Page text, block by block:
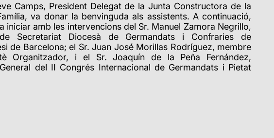
Camps, President Delegat de la Junta Constructora de la
va donar la benvinguda als assistents. A continuació,
iniciar amb les intervencions del Sr. Manuel Zamora Negrillo,
Secretariat Diocesà de Germandats i Confraries de
de Barcelona; el Sr. Juan José Morillas Rodríguez, membre
Organitzador, i el Sr. Joaquín de la Peña Fernández,
del II Congrés Internacional de Germandats i Pietat